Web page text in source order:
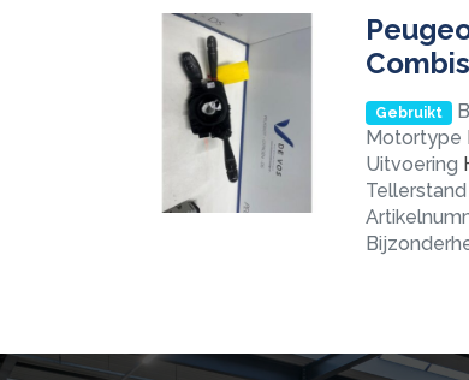
Gebruikt
Motortype
Uitvoering
Tellerstand